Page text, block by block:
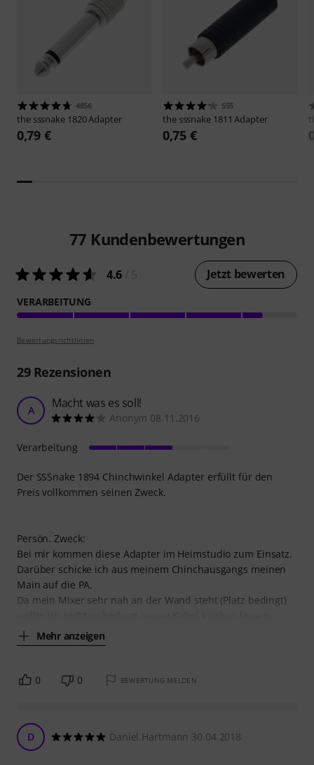
4856
the sssnake 1820 Adapter
0,79 €
555
the sssnake 1811 Adapter
0,75 €
77 Kundenbewertungen
4.6 Jetzt bewerten
VERARBEITUNG
Bewertungsrichtlinien
29Rezensionen
A Macht was es soll!
Anonym 08.11.2016
Der SSSnake 1894 Chinchwinkel Adapter erfüllt für den
Preis vollkommen seinen Zweck.
Persön. Zweck:
Bei mir kommen diese Adapter im Heimstudio zum Einsatz.
Darüber schicke ich aus meinem Chinchausgangs meinen
Main auf die PA.
Da mein Mixer sehr nah an der Wand steht (Platz bedingt)
Mehr anzeigen
Verarbeitung
0 0 BEWERTUNG MELDEN
D Daniel.Hartmann 30.04.2018